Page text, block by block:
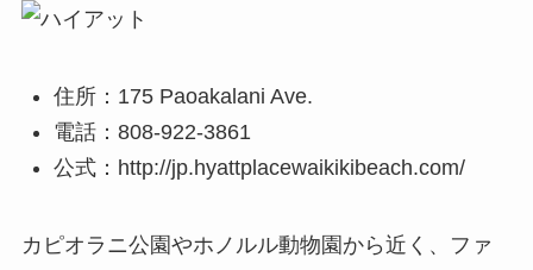
住所：175 Paoakalani Ave.
電話：808-922-3861
公式：http://jp.hyattplacewaikikibeach.com/
カピオラニ公園やホノルル動物園から近く、ファ